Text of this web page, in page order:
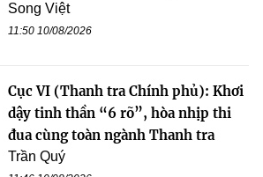
Song Việt
11:50 10/08/2026
Cục VI (Thanh tra Chính phủ): Khơi
dậy tinh thần “6 rõ”, hòa nhịp thi
đua cùng toàn ngành Thanh tra
Trần Quý